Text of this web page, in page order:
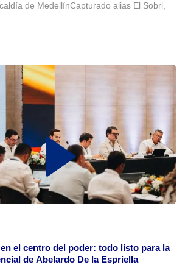
de MedellínCapturado alias El Sobri,
el centro del poder: todo listo para la
de Abelardo De la Espriella